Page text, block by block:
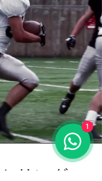
リング
1